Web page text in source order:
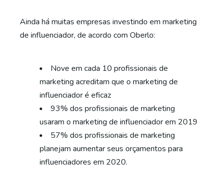
Ainda há muitas empresas investindo em marketing
de influenciador, de acordo com Oberlo:
Nove em cada 10 profissionais de
marketing acreditam que o marketing de
influenciador é eficaz
93% dos profissionais de marketing
usaram o marketing de influenciador em 2019
57% dos profissionais de marketing
planejam aumentar seus orçamentos para
influenciadores em 2020.